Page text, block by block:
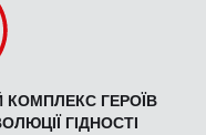
ГЕРОЇВ
ГІДНОСТІ